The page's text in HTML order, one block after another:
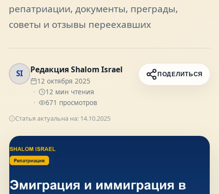
О нас
Присоединяйтесь к нам
Получайте актуальные новости и советы о
репатриации, документы, преграды,
советы и отзывы переехавших
SI Редакция Shalom Israel
12 октября 2025
12 мин чтения
671 просмотров
ПОДЕЛИТЬСЯ
Статья актуальна на: 14.10.2025